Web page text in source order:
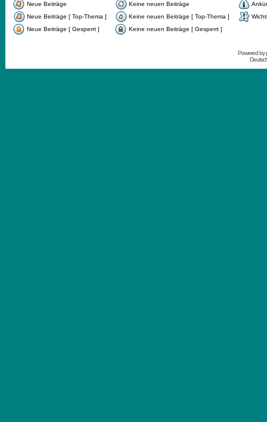
Neue Beiträge Keine neuen Beiträge
Neue Beiträge [ Top-Thema ]
Keine neuen Beiträge [ Top-Thema ]
Neue Beiträge [ Gesperrt ]
Keine neuen Beiträge [ Gesperrt ]
Powered by